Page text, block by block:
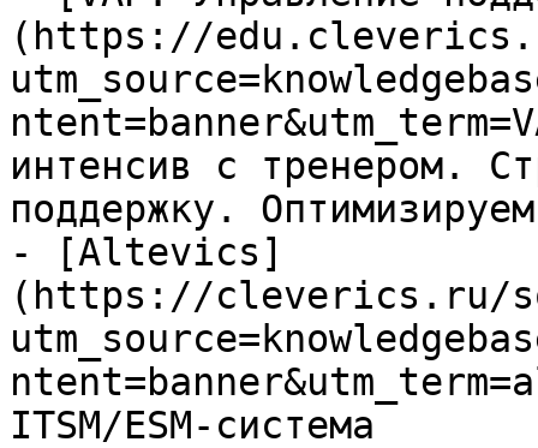
(https://
интенсив с тренером.
поддержку.
- [Altevics]
(https://cleverics.ru/
ITSM/ESM-система